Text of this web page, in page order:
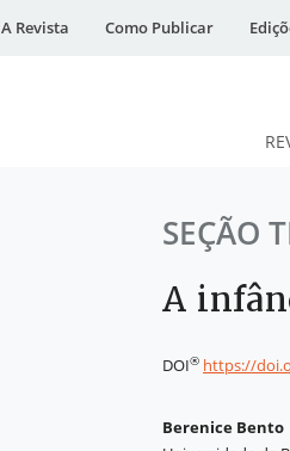
A Revista Como Publicar
DESidadesSEÇÃO
A
DOI® https://
Berenice Bento